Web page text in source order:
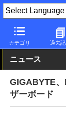
カテゴリ 過去
PC Watch 半導体
ニュース
GIGABYTE
ザーボード